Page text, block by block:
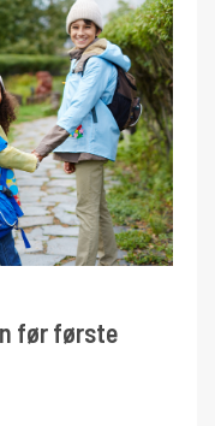
før første